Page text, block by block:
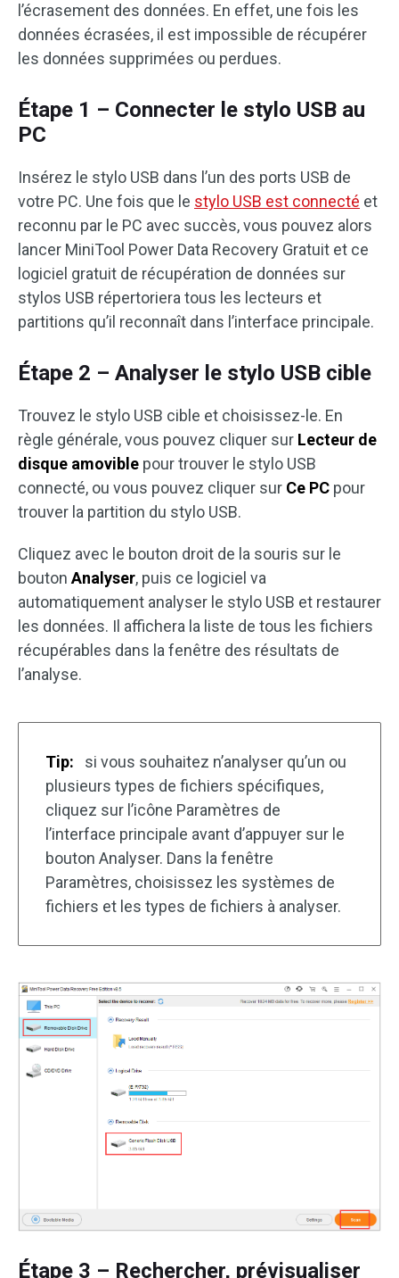
l’écrasement des données. En effet, une fois les
données écrasées, il est impossible de récupérer
les données supprimées ou perdues.
Étape 1 – Connecter le stylo USB au
PC
Insérez le stylo USB dans l’un des ports USB de
votre PC. Une fois que le stylo USB est connecté et
reconnu par le PC avec succès, vous pouvez alors
lancer MiniTool Power Data Recovery Gratuit et ce
logiciel gratuit de récupération de données sur
stylos USB répertoriera tous les lecteurs et
partitions qu’il reconnaît dans l’interface principale.
Étape 2 – Analyser le stylo USB cible
Trouvez le stylo USB cible et choisissez-le. En
règle générale, vous pouvez cliquer sur Lecteur de
disque amovible pour trouver le stylo USB
connecté, ou vous pouvez cliquer sur Ce PC pour
trouver la partition du stylo USB.
Cliquez avec le bouton droit de la souris sur le
bouton Analyser, puis ce logiciel va
automatiquement analyser le stylo USB et restaurer
les données. Il affichera la liste de tous les fichiers
récupérables dans la fenêtre des résultats de
l’analyse.
Tip:
si vous souhaitez n’analyser qu’un ou
plusieurs types de fichiers spécifiques,
cliquez sur l’icône Paramètres de
l’interface principale avant d’appuyer sur le
bouton Analyser. Dans la fenêtre
Paramètres, choisissez les systèmes de
fichiers et les types de fichiers à analyser.
Étape 3 – Rechercher, prévisualiser